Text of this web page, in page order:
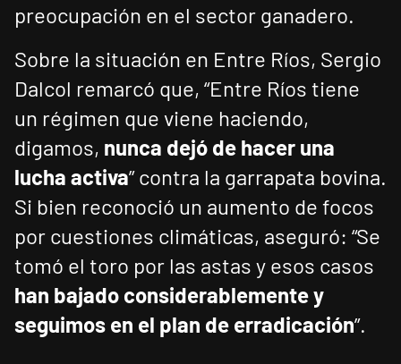
preocupación en el sector ganadero.
Sobre la situación en Entre Ríos, Sergio
Dalcol remarcó que, “Entre Ríos tiene
un régimen que viene haciendo,
digamos, nunca dejó de hacer una
lucha activa” contra la garrapata bovina.
Si bien reconoció un aumento de focos
por cuestiones climáticas, aseguró: “Se
tomó el toro por las astas y esos casos
han bajado considerablemente y
seguimos en el plan de erradicación”.